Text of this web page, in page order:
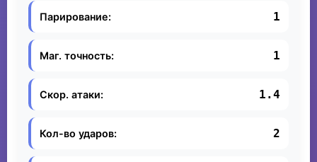
Парирование: 1
Маг. точность: 1
Скор. атаки: 1.4
Кол-во ударов: 2